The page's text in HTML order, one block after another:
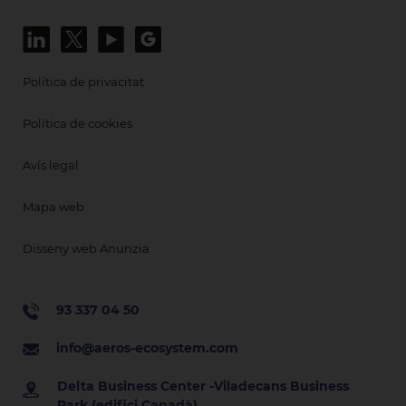
Política de privacitat
Política de cookies
Avís legal
Mapa web
Disseny web Anunzia
93 337 04 50
info@aeros-ecosystem.com
Delta Business Center -Viladecans Business